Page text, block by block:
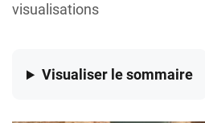
visualisations
Visualiser le sommaire